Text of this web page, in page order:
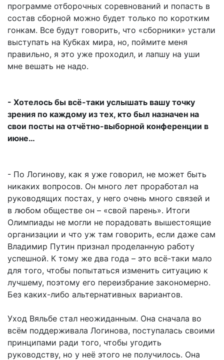
программе отборочных соревнований и попасть в
состав сборной можно будет только по коротким
гонкам. Все будут говорить, что «сборники» устали
выступать на Кубках мира, но, поймите меня
правильно, я это уже проходил, и лапшу на уши
мне вешать не надо.
- Хотелось бы всё-таки услышать вашу точку
зрения по каждому из тех, кто был назначен на
свои посты на отчётно-выборной конференции в
июне…
- По Логинову, как я уже говорил, не может быть
никаких вопросов. Он много лет проработал на
руководящих постах, у него очень много связей и
в любом обществе он – «свой парень». Итоги
Олимпиады не могли не порадовать вышестоящие
организации и что уж там говорить, если даже сам
Владимир Путин признал проделанную работу
успешной. К тому же два года – это всё-таки мало
для того, чтобы попытаться изменить ситуацию к
лучшему, поэтому его переизбрание закономерно.
Без каких-либо альтернативных вариантов.
Уход Вяльбе стал неожиданным. Она сначала во
всём поддерживала Логинова, поступалась своими
принципами ради того, чтобы угодить
руководству, но у неё этого не получилось. Она